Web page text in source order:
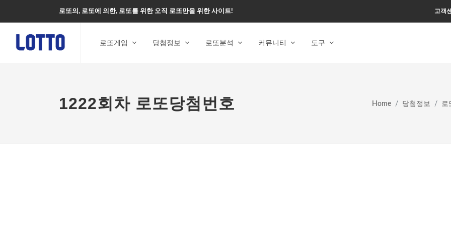
로또의, 로또에 의한, 로또를 위한 오직 로또만을 위한 사이트! 고객
로또게임 당첨정보 로또분석 커뮤니티 도구
1222회차 로또당첨번호 Home 당첨정보 로